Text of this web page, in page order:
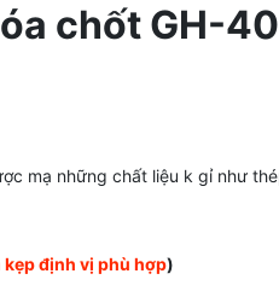
chốt GH-
mạ những chất liệu k gỉ như
định vị phù hợp)